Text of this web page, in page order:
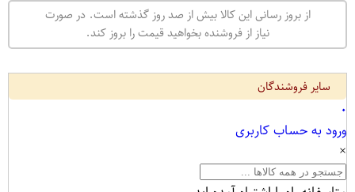
از بروز رسانی این کالا بیش از صد روز گذشته است. در صورت
نیاز از فروشنده بخواهید قیمت را بروز کند.
سایر فروشندگان
۰
ورود به حساب کاربری
×